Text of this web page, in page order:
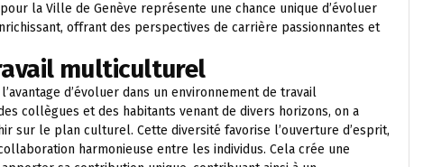
la Ville de Genève représente une chance unique d’évoluer
offrant des perspectives de carrière passionnantes et
multiculturel
d’évoluer dans un environnement de travail
collègues et des habitants venant de divers horizons, on a
sur le plan culturel. Cette diversité favorise l’ouverture d’esprit,
harmonieuse entre les individus. Cela crée une